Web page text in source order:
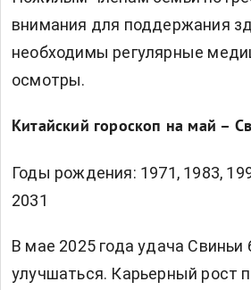
внимания для поддержания
необходимы регулярные
осмотры.
Китайский гороскоп на май –
Годы рождения: 1971, 1983,
2031
В мае 2025 года удача Свиньи
улучшаться. Карьерный рост